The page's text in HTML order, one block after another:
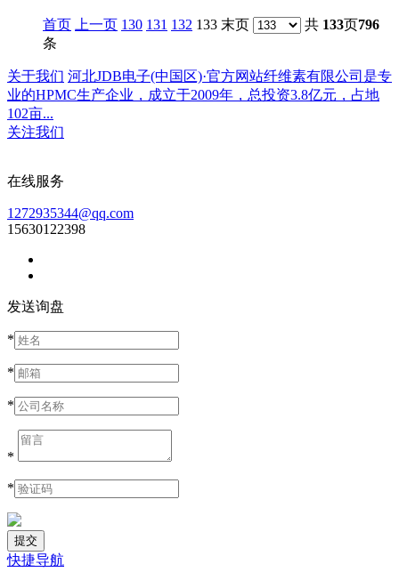
首页 上一页 130 131 132 133 末页 共 133页796
条
关于我们 河北JDB电子(中国区)·官方网站纤维素有限公司是专
业的HPMC生产企业，成立于2009年，总投资3.8亿元，占地
102亩...
关注我们
在线服务
1272935344@qq.com
15630122398
发送询盘
*
*
*
*
*
快捷导航